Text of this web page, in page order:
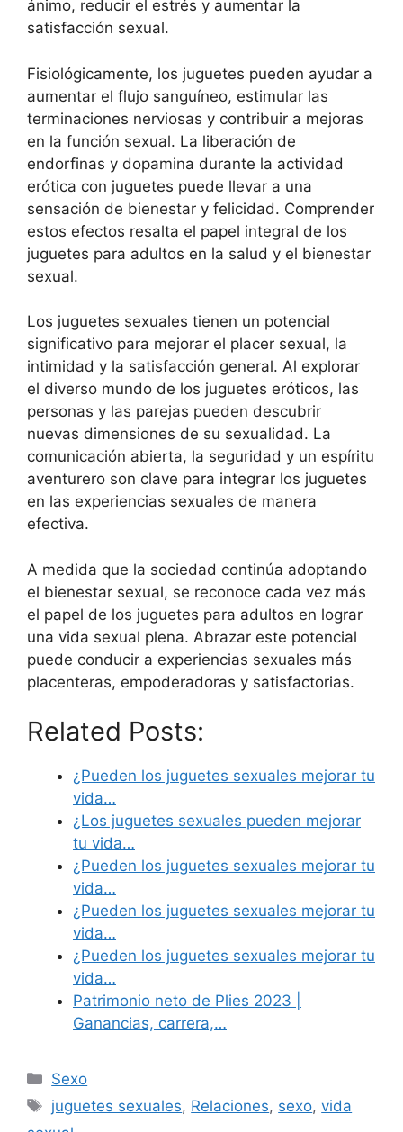
ánimo, reducir el estrés y aumentar la
satisfacción sexual.
Fisiológicamente, los juguetes pueden ayudar a
aumentar el flujo sanguíneo, estimular las
terminaciones nerviosas y contribuir a mejoras
en la función sexual. La liberación de
endorfinas y dopamina durante la actividad
erótica con juguetes puede llevar a una
sensación de bienestar y felicidad. Comprender
estos efectos resalta el papel integral de los
juguetes para adultos en la salud y el bienestar
sexual.
Los juguetes sexuales tienen un potencial
significativo para mejorar el placer sexual, la
intimidad y la satisfacción general. Al explorar
el diverso mundo de los juguetes eróticos, las
personas y las parejas pueden descubrir
nuevas dimensiones de su sexualidad. La
comunicación abierta, la seguridad y un espíritu
aventurero son clave para integrar los juguetes
en las experiencias sexuales de manera
efectiva.
A medida que la sociedad continúa adoptando
el bienestar sexual, se reconoce cada vez más
el papel de los juguetes para adultos en lograr
una vida sexual plena. Abrazar este potencial
puede conducir a experiencias sexuales más
placenteras, empoderadoras y satisfactorias.
Related Posts:
¿Pueden los juguetes sexuales mejorar tu
vida…
¿Los juguetes sexuales pueden mejorar
tu vida…
¿Pueden los juguetes sexuales mejorar tu
vida…
¿Pueden los juguetes sexuales mejorar tu
vida…
¿Pueden los juguetes sexuales mejorar tu
vida…
Patrimonio neto de Plies 2023 |
Ganancias, carrera,…
Categories
Sexo
Tags
juguetes sexuales, Relaciones, sexo,vida